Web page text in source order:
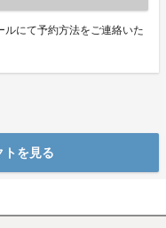
にて予約方法をご連絡いた
トを見る